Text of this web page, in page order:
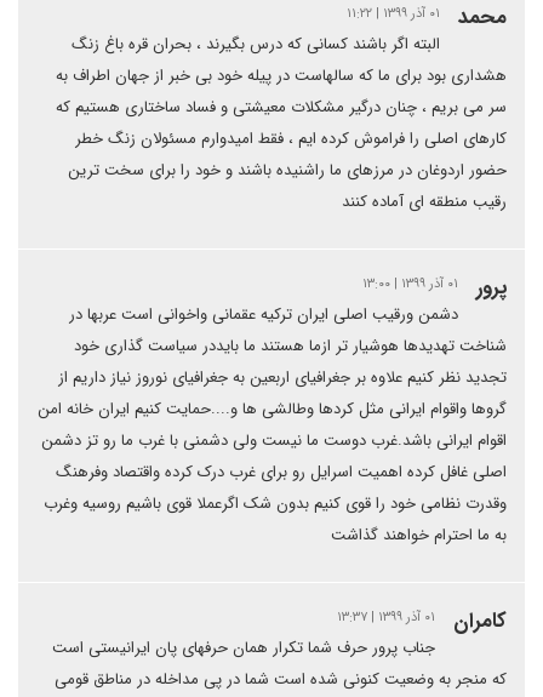
محمد ۰۱ آذر ۱۳۹۹ | ۱۱:۲۲
البته اگر باشند کسانی که درس بگیرند ، بحران قره باغ زنگ
هشداری بود برای ما که سالهاست در پیله خود بی خبر از جهان اطراف به
سر می بریم ، چنان درگیر مشکلات معیشتی و فساد ساختاری هستیم که
کارهای اصلی را فراموش کرده ایم ، فقط امیدوارم مسئولان زنگ خطر
حضور اردوغان در مرزهای ما راشنیده باشند و خود را برای سخت ترین
رقیب منطقه ای آماده کنند
پرور ۰۱ آذر ۱۳۹۹ | ۱۳:۰۰
دشمن ورقیب اصلی ایران ترکیه عقمانی واخوانی است عربها در
شناخت تهدیدها هوشیار تر ازما هستند ما بایددر سیاست گذاری خود
تجدید نظر کنیم علاوه بر جغرافیای اربعین به جغرافیای نوروز نیاز داریم از
گروها واقوام ایرانی مثل کردها وطالشی ها و....حمایت کنیم ایران خانه امن
اقوام ایرانی باشد.غرب دوست ما نیست ولی دشمنی با غرب ما رو تز دشمن
اصلی غافل کرده اهمیت اسرایل رو برای غرب درک کرده واقتصاد وفرهنگ
وقدرت نظامی خود را قوی کنیم بدون شک اگرعملا قوی باشیم روسیه وغرب
به ما احترام خواهند گذاشت
كامران ۰۱ آذر ۱۳۹۹ | ۱۳:۳۷
جناب پرور حرف شما تکرار همان حرفهای پان ایرانیستی است
که منجر به وضعیت کنونی شده است شما در پی مداخله در مناطق قومی